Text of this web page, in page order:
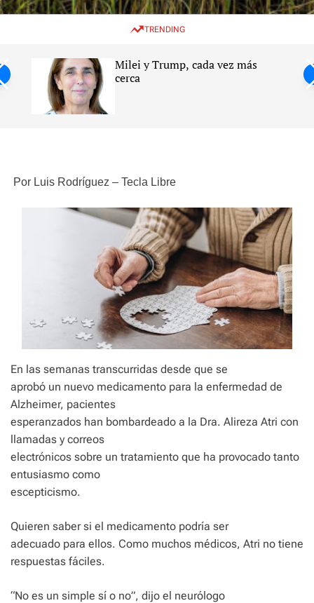
w
c
e
e
TRENDING
Milei y Trump, cada vez más
cerca
Por Luis Rodríguez – Tecla Libre
En las semanas transcurridas desde que se
aprobó un nuevo medicamento para la enfermedad de
Alzheimer, pacientes
esperanzados han bombardeado a la Dra. Alireza Atri con
llamadas y correos
electrónicos sobre un tratamiento que ha provocado tanto
entusiasmo como
escepticismo.
Quieren saber si el medicamento podría ser
adecuado para ellos. Como muchos médicos, Atri no tiene
respuestas fáciles.
“No es un simple sí o no”, dijo el neurólogo